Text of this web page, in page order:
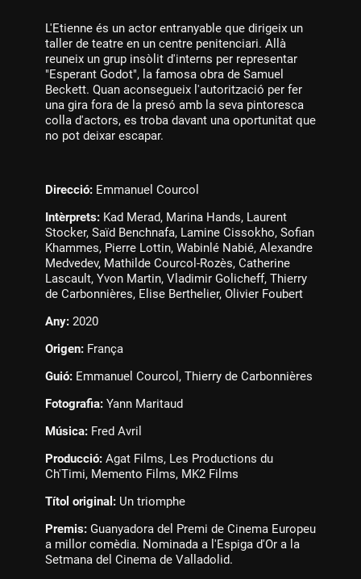
L'Etienne és un actor entranyable que dirigeix un
taller de teatre en un centre penitenciari. Allà
reuneix un grup insòlit d'interns per representar
"Esperant Godot", la famosa obra de Samuel
Beckett. Quan aconsegueix l'autorització per fer
una gira fora de la presó amb la seva pintoresca
colla d'actors, es troba davant una oportunitat que
no pot deixar escapar.
Direcció: Emmanuel Courcol
Intèrprets: Kad Merad, Marina Hands, Laurent
Stocker, Saïd Benchnafa, Lamine Cissokho, Sofian
Khammes, Pierre Lottin, Wabinlé Nabié, Alexandre
Medvedev, Mathilde Courcol-Rozès, Catherine
Lascault, Yvon Martin, Vladimir Golicheff, Thierry
de Carbonnières, Elise Berthelier, Olivier Foubert
Any: 2020
Origen: França
Guió: Emmanuel Courcol, Thierry de Carbonnières
Fotografia: Yann Maritaud
Música: Fred Avril
Producció: Agat Films, Les Productions du
Ch'Timi, Memento Films, MK2 Films
Títol original: Un triomphe
Premis: Guanyadora del Premi de Cinema Europeu
a millor comèdia. Nominada a l'Espiga d'Or a la
Setmana del Cinema de Valladolid.